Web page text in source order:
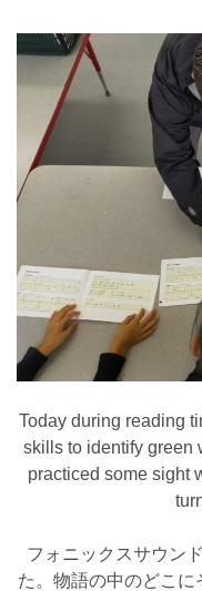
Today during reading
skills to identify green
practiced some sight
フォニックスサウン
た。物語の中のどこに